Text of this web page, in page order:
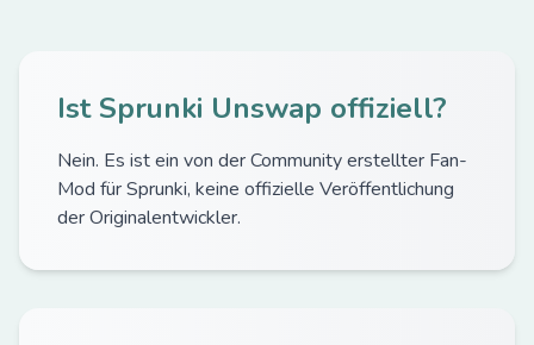
Ist Sprunki Unswap offiziell?
Nein. Es ist ein von der Community erstellter Fan-
Mod für Sprunki, keine offizielle Veröffentlichung
der Originalentwickler.